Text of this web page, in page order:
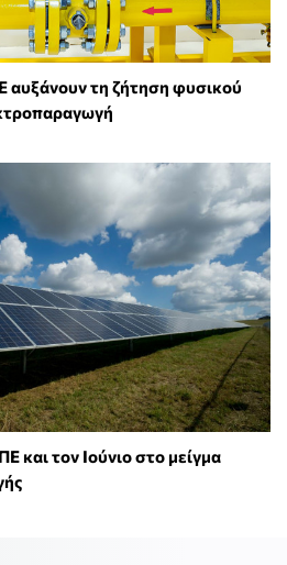
αυξάνουν τη ζήτηση φυσικού
και τον Ιούνιο στο μείγμα